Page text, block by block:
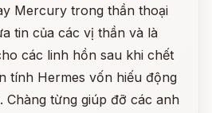
Mercury trong thần thoại
tin của các vị thần và là
các linh hồn sau khi chết
tính Hermes vốn hiếu động
Chàng từng giúp đỡ các anh